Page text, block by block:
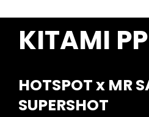
KITAMI
HOTSPOT x MR
SUPERSHOT